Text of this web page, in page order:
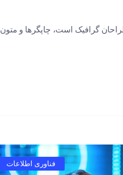
گرافیک است، چاپگرها و متون
فناوری اطلاعات